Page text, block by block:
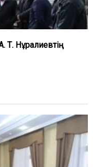
Т. Нұралиевтің